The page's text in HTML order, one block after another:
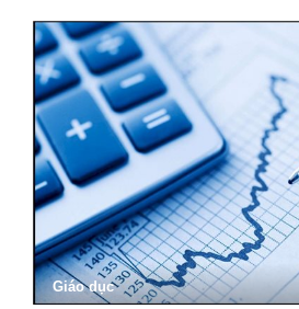
Giáo dục